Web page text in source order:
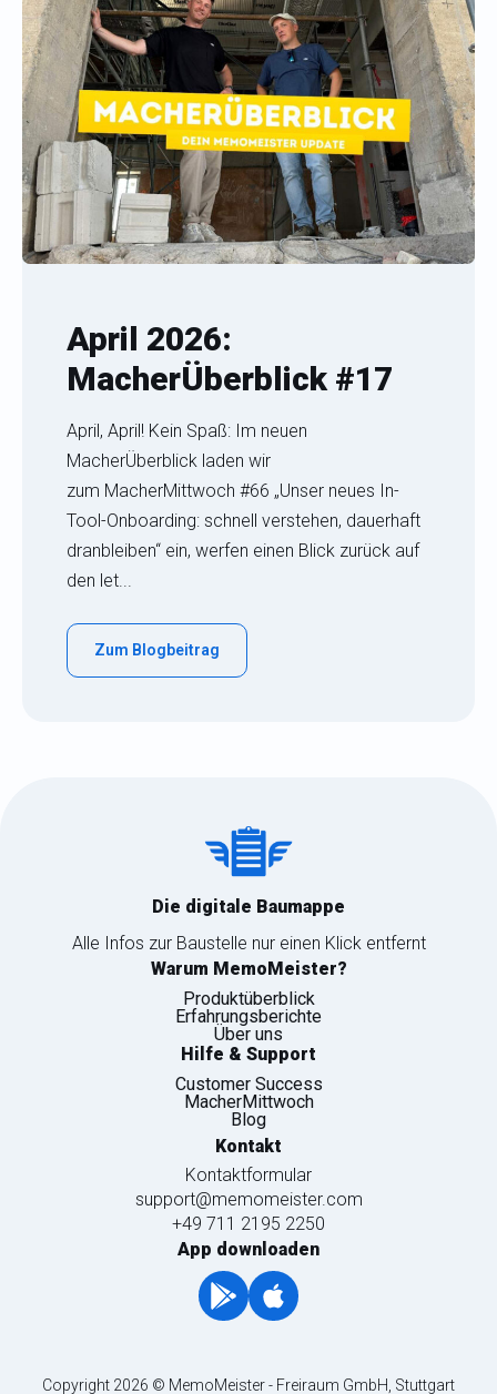
April 2026:
MacherÜberblick #17
April, April! Kein Spaß: Im neuen
MacherÜberblick laden wir
zum MacherMittwoch #66 „Unser neues In-
Tool-Onboarding: schnell verstehen, dauerhaft
dranbleiben“ ein, werfen einen Blick zurück auf
den let...
Zum Blogbeitrag
Die digitale Baumappe
Alle Infos zur Baustelle nur einen Klick entfernt
Warum MemoMeister?
Produktüberblick
Erfahrungsberichte
Über uns
Hilfe & Support
Customer Success
MacherMittwoch
Blog
Kontakt
Kontaktformular
support@memomeister.com
+49 711 2195 2250
App downloaden
Copyright 2026 © MemoMeister - Freiraum GmbH, Stuttgart